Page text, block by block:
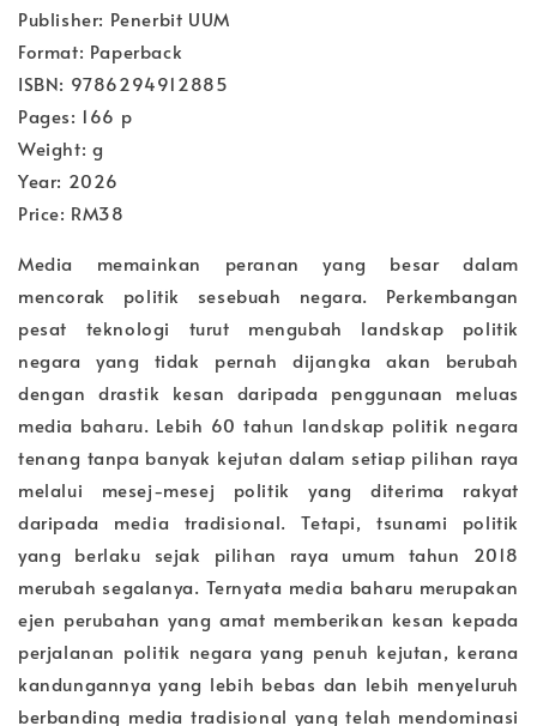
Publisher: Penerbit UUM
Format: Paperback
ISBN: 9786294912885
Pages: 166 p
Weight: g
Year: 2026
Price: RM38
Media memainkan peranan yang besar dalam
mencorak politik sesebuah negara. Perkembangan
pesat teknologi turut mengubah landskap politik
negara yang tidak pernah dijangka akan berubah
dengan drastik kesan daripada penggunaan meluas
media baharu. Lebih 60 tahun landskap politik negara
tenang tanpa banyak kejutan dalam setiap pilihan raya
melalui mesej-mesej politik yang diterima rakyat
daripada media tradisional. Tetapi, tsunami politik
yang berlaku sejak pilihan raya umum tahun 2018
merubah segalanya. Ternyata media baharu merupakan
ejen perubahan yang amat memberikan kesan kepada
perjalanan politik negara yang penuh kejutan, kerana
kandungannya yang lebih bebas dan lebih menyeluruh
berbanding media tradisional yang telah mendominasi